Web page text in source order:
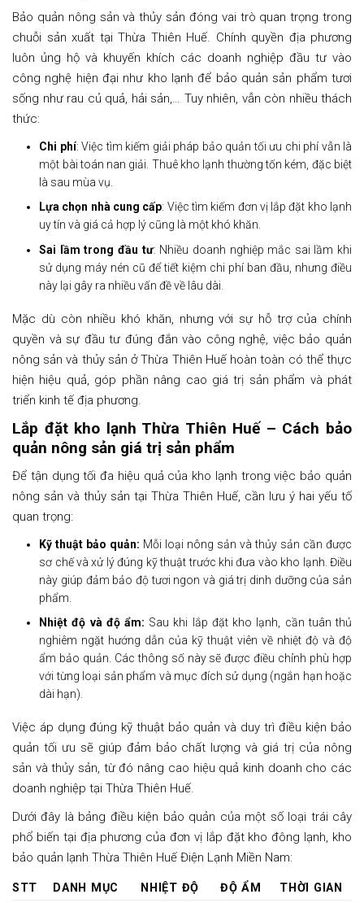
Bảo quản nông sản và thủy sản đóng vai trò quan trọng trong
chuỗi sản xuất tại Thừa Thiên Huế. Chính quyền địa phương
luôn ủng hộ và khuyến khích các doanh nghiệp đầu tư vào
công nghệ hiện đại như kho lạnh để bảo quản sản phẩm tươi
sống như rau củ quả, hải sản,… Tuy nhiên, vẫn còn nhiều thách
thức:
Chi phí: Việc tìm kiếm giải pháp bảo quản tối ưu chi phí vẫn là
một bài toán nan giải. Thuê kho lạnh thường tốn kém, đặc biệt
là sau mùa vụ.
Lựa chọn nhà cung cấp: Việc tìm kiếm đơn vị lắp đặt kho lạnh
uy tín và giá cả hợp lý cũng là một khó khăn.
Sai lầm trong đầu tư: Nhiều doanh nghiệp mắc sai lầm khi
sử dụng máy nén cũ để tiết kiệm chi phí ban đầu, nhưng điều
này lại gây ra nhiều vấn đề về lâu dài.
Mặc dù còn nhiều khó khăn, nhưng với sự hỗ trợ của chính
quyền và sự đầu tư đúng đắn vào công nghệ, việc bảo quản
nông sản và thủy sản ở Thừa Thiên Huế hoàn toàn có thể thực
hiện hiệu quả, góp phần nâng cao giá trị sản phẩm và phát
triển kinh tế địa phương.
Lắp đặt kho lạnh Thừa Thiên Huế – Cách bảo
quản nông sản giá trị sản phẩm
Để tận dụng tối đa hiệu quả của kho lạnh trong việc bảo quản
nông sản và thủy sản tại Thừa Thiên Huế, cần lưu ý hai yếu tố
quan trọng:
Kỹ thuật bảo quản: Mỗi loại nông sản và thủy sản cần được
sơ chế và xử lý đúng kỹ thuật trước khi đưa vào kho lạnh. Điều
này giúp đảm bảo độ tươi ngon và giá trị dinh dưỡng của sản
phẩm.
Nhiệt độ và độ ẩm: Sau khi lắp đặt kho lạnh, cần tuân thủ
nghiêm ngặt hướng dẫn của kỹ thuật viên về nhiệt độ và độ
ẩm bảo quản. Các thông số này sẽ được điều chỉnh phù hợp
với từng loại sản phẩm và mục đích sử dụng (ngắn hạn hoặc
dài hạn).
Việc áp dụng đúng kỹ thuật bảo quản và duy trì điều kiện bảo
quản tối ưu sẽ giúp đảm bảo chất lượng và giá trị của nông
sản và thủy sản, từ đó nâng cao hiệu quả kinh doanh cho các
doanh nghiệp tại Thừa Thiên Huế.
Dưới đây là bảng điều kiện bảo quản của một số loại trái cây
phổ biến tại địa phương của đơn vị lắp đặt kho đông lạnh, kho
bảo quản lạnh Thừa Thiên Huế Điện Lạnh Miền Nam:
STT DANH MỤC NHIỆT ĐỘ ĐỘ ẨM
THỜI GIAN